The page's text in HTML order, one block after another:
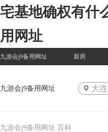
宅基地确权有什
用网址
九游会j9备用网址 新房
九游会j9备用网址 大
九游会j9备用网址 百科